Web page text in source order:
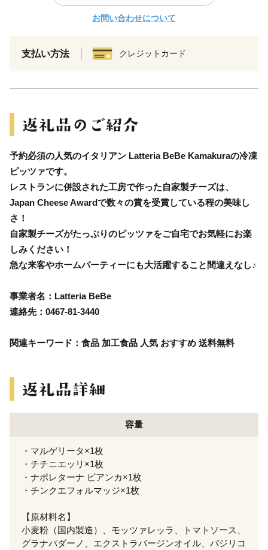
お問い合わせについて
支払い方法 クレジットカード
予約必須の人気のイタリアン Latteria BeBe Kamakuraの冷凍
ピッツァです。
レストランに併設された工房で作った自家製チーズは、
Japan Cheese Awardで数々の賞を受賞している程の美味し
さ！
自家製チーズがたっぷりのピッツァをご自宅でお気軽にお楽
しみください！
急な来客やホームパーティーにも大活躍すること間違えなし♪
事業者名：Latteria BeBe
連絡先：0467-81-3440
関連キーワード：食品 加工食品 人気 おすすめ 送料無料
容量
・マルゲリータ×1枚
・チチニエッリ×1枚
・ナポレターナ ビアンカ×1枚
・チンクエフォルマッジ×1枚
【原材料名】
小麦粉（国内製造）、モッツァレッラ、トマトソース、
グラナパダーノ、エクストラバージンオイル、バジリコ